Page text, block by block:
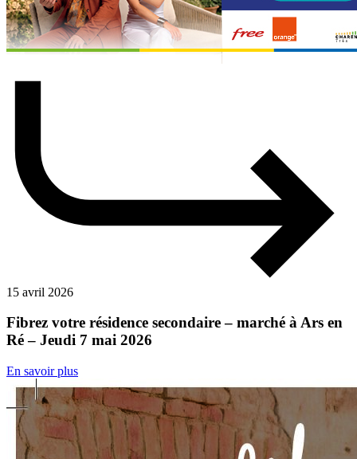
15 avril 2026
Fibrez votre résidence secondaire – marché à Ars en
Ré – Jeudi 7 mai 2026
En savoir plus